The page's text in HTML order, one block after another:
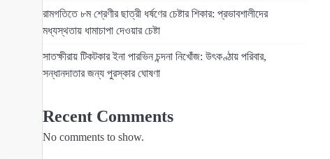
রামগতিতে ৮ম শ্রেণীর ছাত্রী ধর্ষণের চেষ্টার শিকার: প্রভাবশালীদের
মধ্যস্থতায় ধামাচাপা দেওয়ার চেষ্টা
সাতক্ষীরায় টিকটকার ইনা পারভিন চন্দনা নিখোঁজ: উৎকণ্ঠায় পরিবার,
সন্ধানদাতার জন্য পুরস্কার ঘোষণা
Recent Comments
No comments to show.